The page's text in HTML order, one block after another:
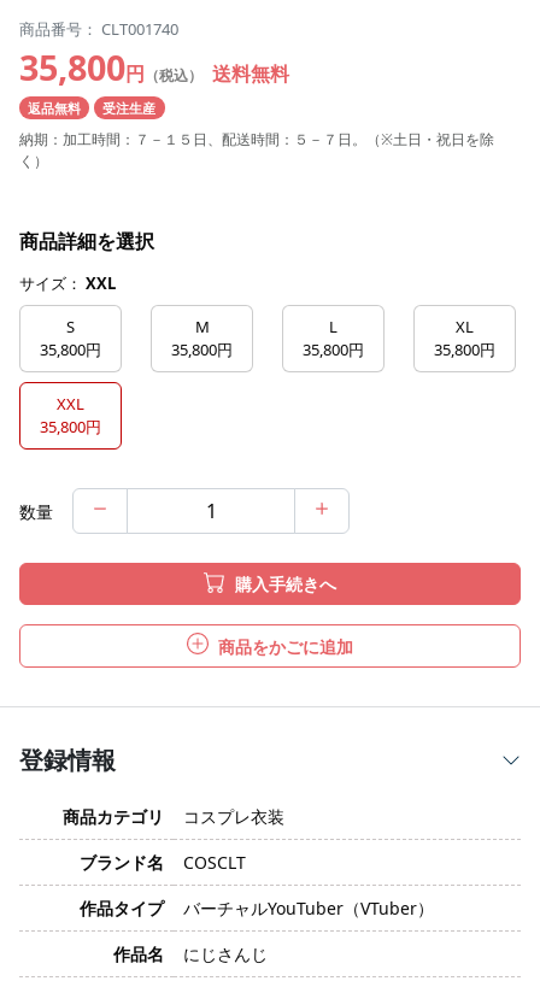
商品番号： CLT001740
35,800円 （税込） 送料無料
返品無料 受注生産
納期：加工時間：７－１５日、配送時間：５－７日。（※土日・祝日を除
く）
商品詳細を選択
サイズ： XXL
S
35,800円
M
35,800円
L
35,800円
XL
35,800円
XXL
35,800円
数量
購入手続きへ
商品をかごに追加
登録情報
商品カテゴリ
コスプレ衣装
ブランド名
COSCLT
作品タイプ
バーチャルYouTuber（VTuber）
作品名
にじさんじ